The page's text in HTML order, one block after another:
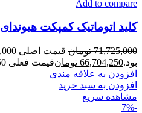
Add to compare
کلید اتوماتیک کمپکت هیوندای 500 آمپر غیر قابل تنظیم
71,725,000 تومان
بود.66,704,250 تومانقیمت فعلی 66,704,250 تومان است.
افزودن به علاقه مندی
افزودن به سبد خرید
مشاهده سریع
-7%